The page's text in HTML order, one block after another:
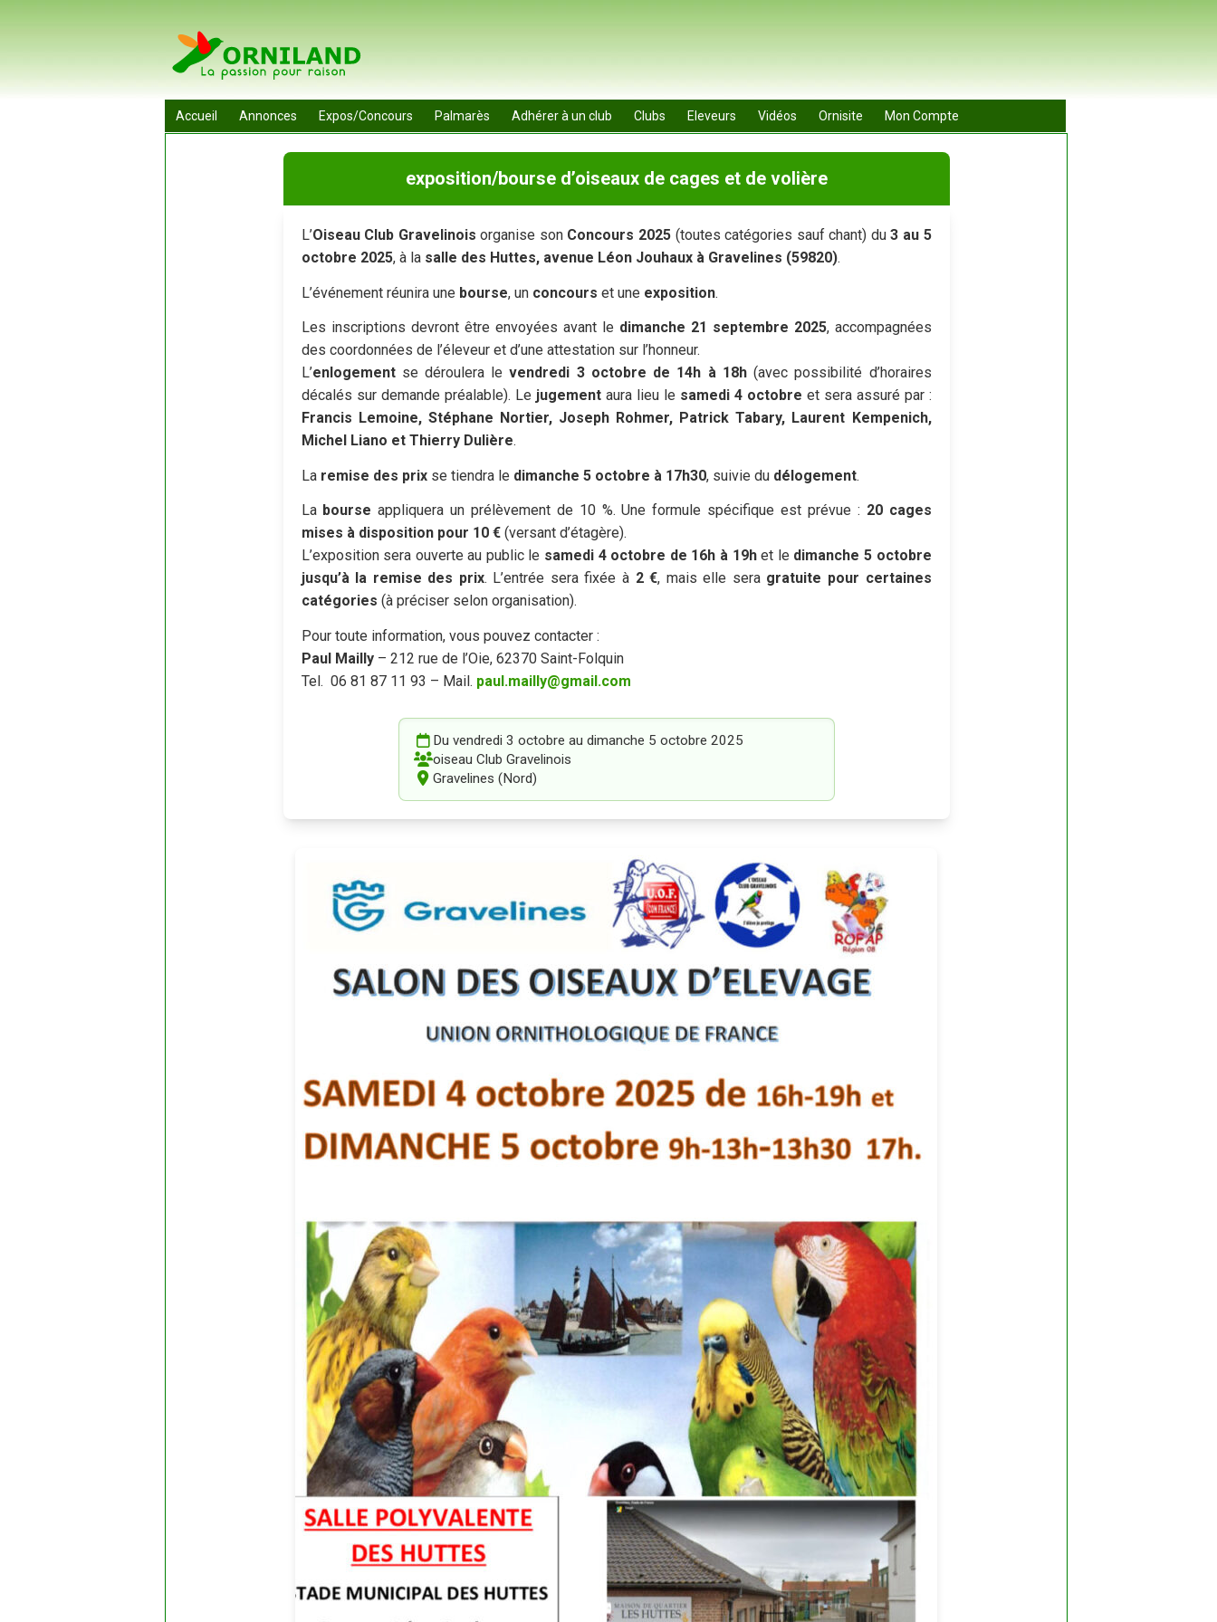
Accueil Annonces Expos/Concours Palmarès Adhérer à un club Clubs Eleveurs Vidéos Ornisite Mon Compte
exposition/bourse d’oiseaux de cages et de volière
L’Oiseau Club Gravelinois organise son Concours 2025(toutes catégories sauf chant) du3 au 5
octobre 2025, à la salle des Huttes, avenue Léon Jouhaux à Gravelines (59820).
L’événement réunira une bourse, un concours et une exposition.
Les inscriptions devront être envoyées avant le dimanche 21 septembre 2025, accompagnées
des coordonnées de l’éleveur et d’une attestation sur l’honneur.
L’enlogementse déroulera levendredi 3 octobre de 14h à 18h(avec possibilité d’horaires
décalés sur demande préalable). Le jugementaura lieu le samedi 4 octobre et sera assuré par :
Francis Lemoine, Stéphane Nortier, Joseph Rohmer, Patrick Tabary, Laurent Kempenich,
Michel Liano et Thierry Dulière.
La remise des prixse tiendra le dimanche 5 octobre à 17h30, suivie du délogement.
La bourse appliquera un prélèvement de 10 %. Une formule spécifique est prévue : 20 cages
mises à disposition pour 10 €(versant d’étagère).
L’exposition sera ouverte au public le samedi 4 octobre de 16h à 19het le dimanche 5 octobre
jusqu’à la remise des prix. L’entrée sera fixée à 2 €, mais elle sera gratuite pour certaines
catégories (à préciser selon organisation).
Pour toute information, vous pouvez contacter :
Paul Mailly– 212 rue de l’Oie, 62370 Saint-Folquin
Tel. 06 81 87 11 93 – Mail. paul.mailly@gmail.com
Du vendredi 3 octobre au dimanche 5 octobre 2025
oiseau Club Gravelinois
Gravelines (Nord)